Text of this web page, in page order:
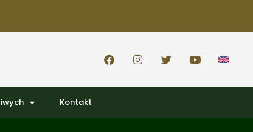
Kontakt